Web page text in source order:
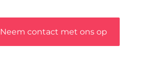
Neem contact met ons op